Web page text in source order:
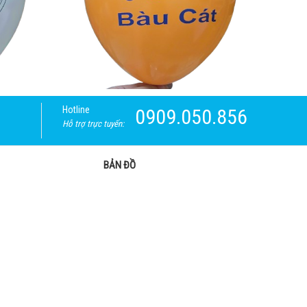
Hotline
Hỗ trợ trực tuyến: 0909.050.856
BẢN ĐỒ